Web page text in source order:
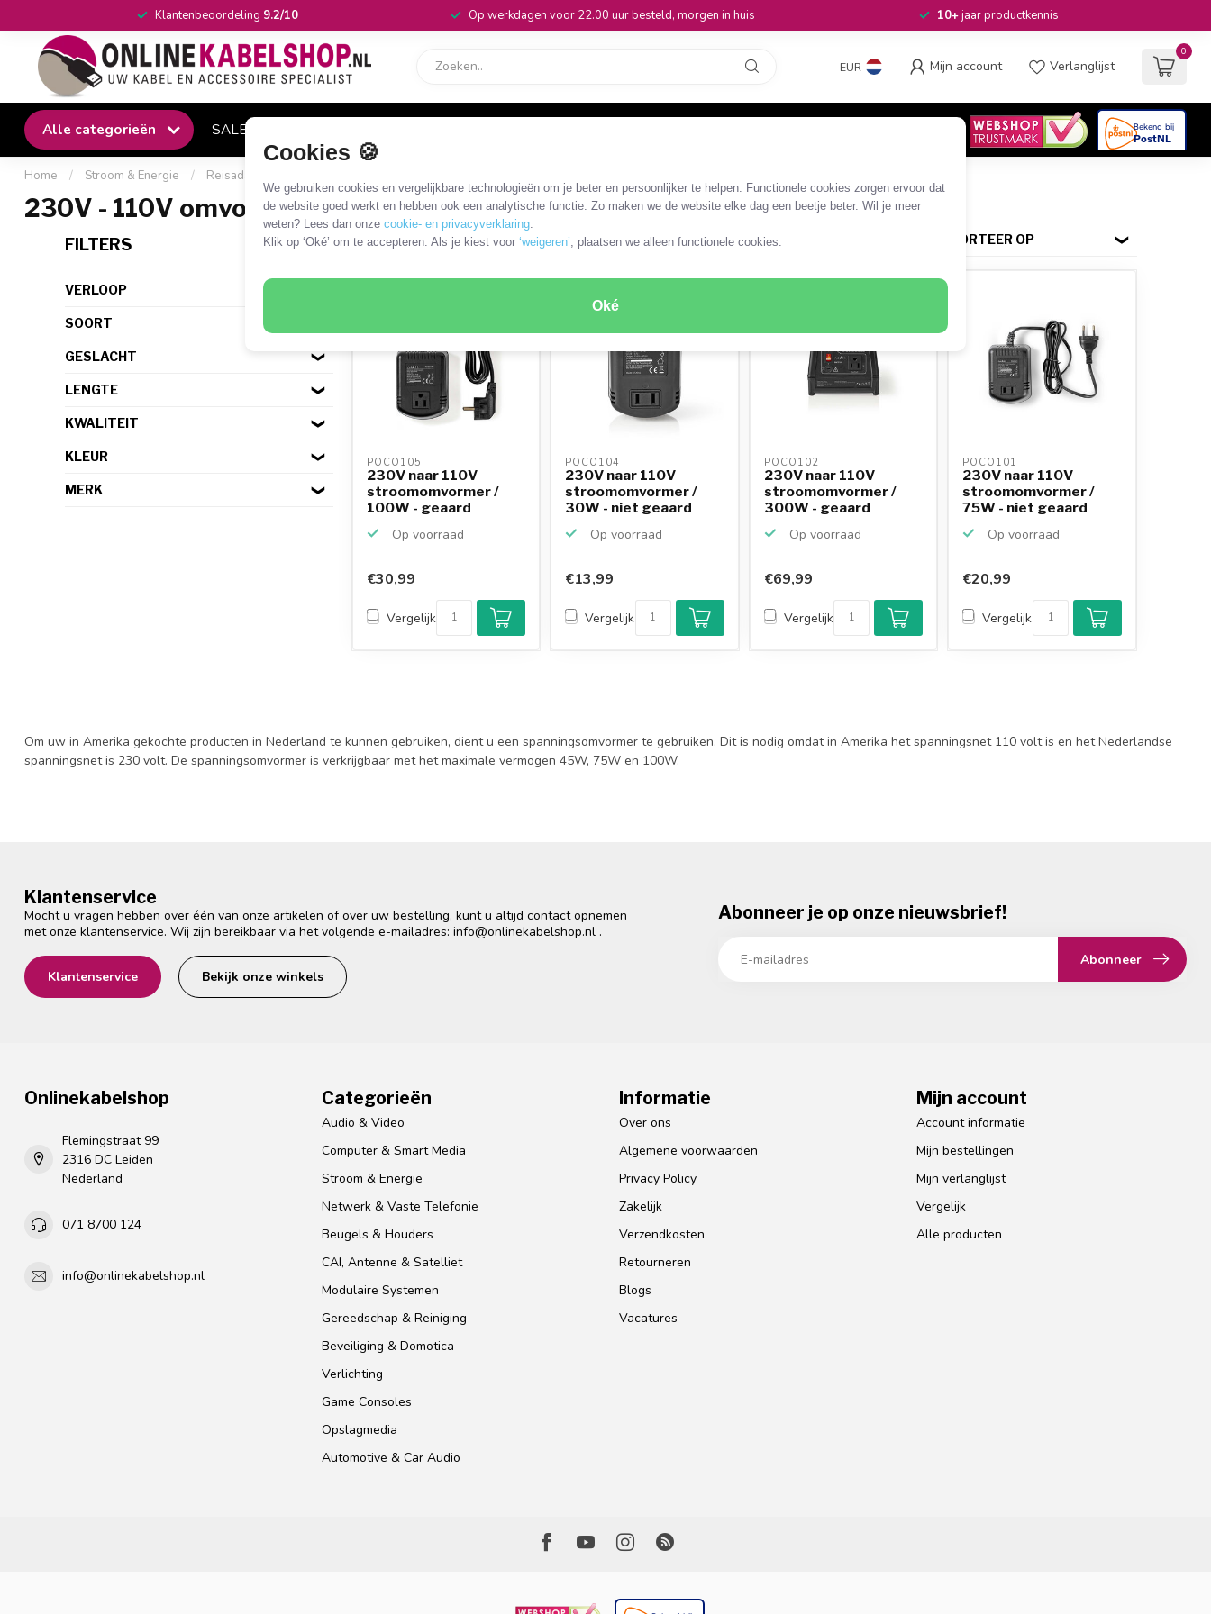
Cookies 🍪
We gebruiken cookies en vergelijkbare technologieën om je beter en persoonlijker te helpen. Functionele cookies zorgen ervoor dat
de website goed werkt en hebben ook een analytische functie. Zo maken we de website elke dag een beetje beter. Wil je meer
weten? Lees dan onze cookie- en privacyverklaring.
Klik op ‘Oké’ om te accepteren. Als je kiest voor ‘weigeren’, plaatsen we alleen functionele cookies.
Oké
Klantenbeoordeling 9.2/10 Op werkdagen voor 22.00 uur besteld, morgen in huis 10+jaar productkennis
EUR Mijn account Verlanglijst
0
Alle categorieën SALE
Home / Stroom & Energie / Reisadapters en omvormers
230V - 110V omvormer
FILTERS
VERLOOP
SOORT
GESLACHT
LENGTE
KWALITEIT
KLEUR
MERK
4 PRODUCTEN SORTEER OP
POCO105
230V naar 110V
stroomomvormer /
100W - geaard
Op voorraad
€30,99
Vergelijk
POCO104
230V naar 110V
stroomomvormer /
30W - niet geaard
Op voorraad
€13,99
Vergelijk
POCO102
230V naar 110V
stroomomvormer /
300W - geaard
Op voorraad
€69,99
Vergelijk
POCO101
230V naar 110V
stroomomvormer /
75W - niet geaard
Op voorraad
€20,99
Vergelijk
Om uw in Amerika gekochte producten in Nederland te kunnen gebruiken, dient u een spanningsomvormer te gebruiken. Dit is nodig omdat in Amerika het spanningsnet 110 volt is en het Nederlandse
spanningsnet is 230 volt. De spanningsomvormer is verkrijgbaar met het maximale vermogen 45W, 75W en 100W.
Klantenservice
Mocht u vragen hebben over één van onze artikelen of over uw bestelling, kunt u altijd contact opnemen
met onze klantenservice. Wij zijn bereikbaar via het volgende e-mailadres: info@onlinekabelshop.nl .
Klantenservice Bekijk onze winkels
Abonneer je op onze nieuwsbrief!
Abonneer
Onlinekabelshop
Flemingstraat 99
2316 DC Leiden
Nederland
071 8700 124
info@onlinekabelshop.nl
Categorieën
Audio & Video
Computer & Smart Media
Stroom & Energie
Netwerk & Vaste Telefonie
Beugels & Houders
CAI, Antenne & Satelliet
Modulaire Systemen
Gereedschap & Reiniging
Beveiliging & Domotica
Verlichting
Game Consoles
Opslagmedia
Automotive & Car Audio
Informatie
Over ons
Algemene voorwaarden
Privacy Policy
Zakelijk
Verzendkosten
Retourneren
Blogs
Vacatures
Mijn account
Account informatie
Mijn bestellingen
Mijn verlanglijst
Vergelijk
Alle producten